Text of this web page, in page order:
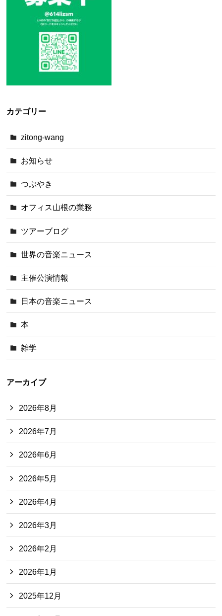
カテゴリー
zitong-wang
お知らせ
つぶやき
オフィス山根の業務
ツアーブログ
世界の音楽ニュース
主催公演情報
日本の音楽ニュース
本
雑学
アーカイブ
2026年8月
2026年7月
2026年6月
2026年5月
2026年4月
2026年3月
2026年2月
2026年1月
2025年12月